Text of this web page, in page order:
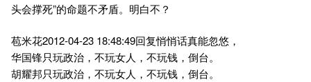
头会撑死”的命题不矛盾。明白不？
苞米花2012-04-23 18:48:49回复悄悄话真能忽悠，
华国锋只玩政治，不玩女人，不玩钱，倒台。
胡耀邦只玩政治，不玩女人，不玩钱，倒台。